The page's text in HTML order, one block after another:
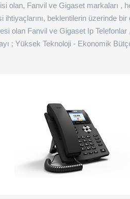
olan, Fanvil ve Gigaset markaları
beklentilerin üzerinde
olan Fanvil ve Gigaset Ip
; Yüksek Teknoloji - Ekonomik